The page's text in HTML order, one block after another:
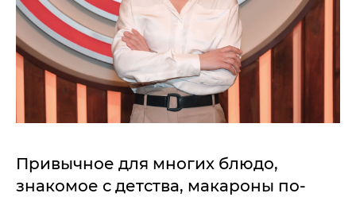
Привычное для многих блюдо,
знакомое с детства, макароны по-